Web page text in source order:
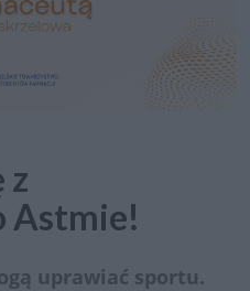
z
Astmie!
uprawiać sportu.